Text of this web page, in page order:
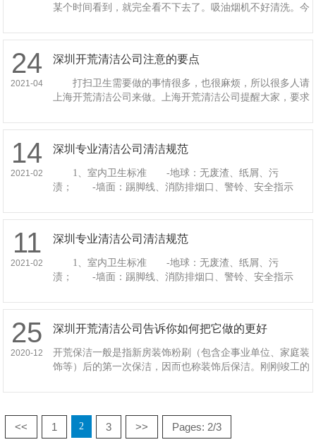
某个时间看到，就完全看不下去了。吸油烟机不好清洗。今
法，希望对我们有所帮助。
24
2021-04
深圳开荒清洁公司注意的要点
打扫卫生需要做的事情很多，也很麻烦，所以很多人请
上海开荒清洁公司来做。上海开荒清洁公司提醒大家，要求
清洁人员被邀请开荒时，必
14
2021-02
深圳专业清洁公司清洁规范
1、室内卫生标准 -地球：无废渣、纸屑、污
渍； -墙面：踢脚线、消防排烟口、警铃、安全指示
和异味； -玻璃窗(玻璃、窗
11
2021-02
深圳专业清洁公司清洁规范
1、室内卫生标准 -地球：无废渣、纸屑、污
渍； -墙面：踢脚线、消防排烟口、警铃、安全指示
和异味； -玻璃窗(玻璃、窗
25
2020-12
深圳开荒清洁公司告诉你如何把它做的更好
开荒保洁一般是指新房装饰粉刷（包含企事业单位、家庭装
饰等）后的第一次保洁，因而也称装饰后保洁。刚刚竣工的
等，为了重整销售成绩需求进
<< 1 2 3 >> Pages: 2/3